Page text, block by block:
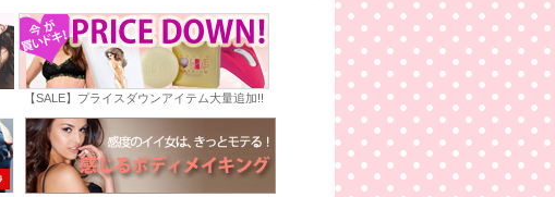
【SALE】プライスダウンアイテム大量追加!!